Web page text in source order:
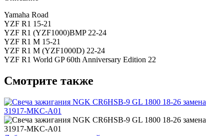
Yamaha Road
YZF R1 15-21
YZF R1 (YZF1000)BMP 22-24
YZF R1 M 15-21
YZF R1 M (YZF1000D) 22-24
YZF R1 World GP 60th Anniversary Edition 22
Смотрите также